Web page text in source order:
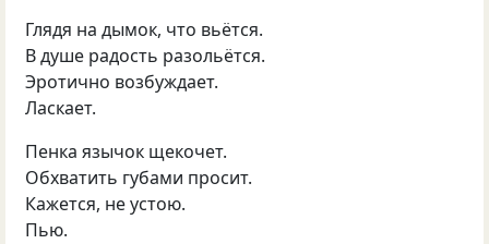
Глядя на дымок, что вьётся.
В душе радость разольётся.
Эротично возбуждает.
Ласкает.
Пенка язычок щекочет.
Обхватить губами просит.
Кажется, не устою.
Пью.